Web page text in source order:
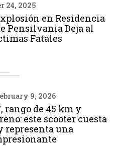
24, 2025
en Residencia
Pensilvania Deja al
Fatales
9, 2026
rango de 45 km y
este scooter cuesta
representa una